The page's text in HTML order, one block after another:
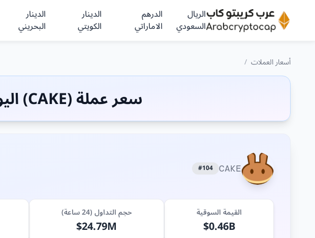
الريال
السعودي
الدرهم
الاماراتي
الدينار
الكويتي
الدينار
البحريني
أسعار العملات /
سعر عملة (CAKE) اليوم
CAKE
#104
القيمة السوقية
$0.46B
حجم التداول (24 ساعة)
$24.79M